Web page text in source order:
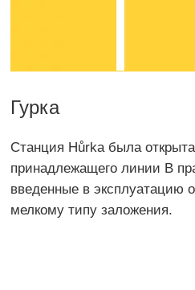
Гурка
Станция Hůrka была
принадлежащего линии B
введенные в эксплуатацию
мелкому типу заложения.